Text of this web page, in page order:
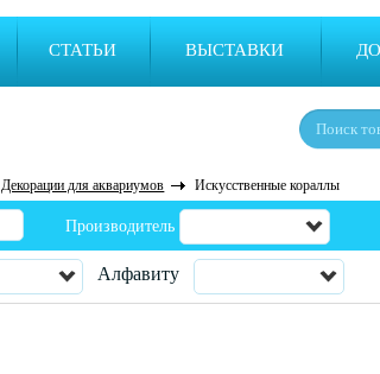
СТАТЬИ ВЫСТАВКИ
Декорации для аквариумов Искусственные кораллы
Производитель
Алфавиту